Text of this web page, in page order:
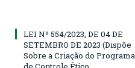
LEI Nº 554/2023, DE 04 DE
SETEMBRO DE 2023 (Dispõe
Sobre a Criação do Programa